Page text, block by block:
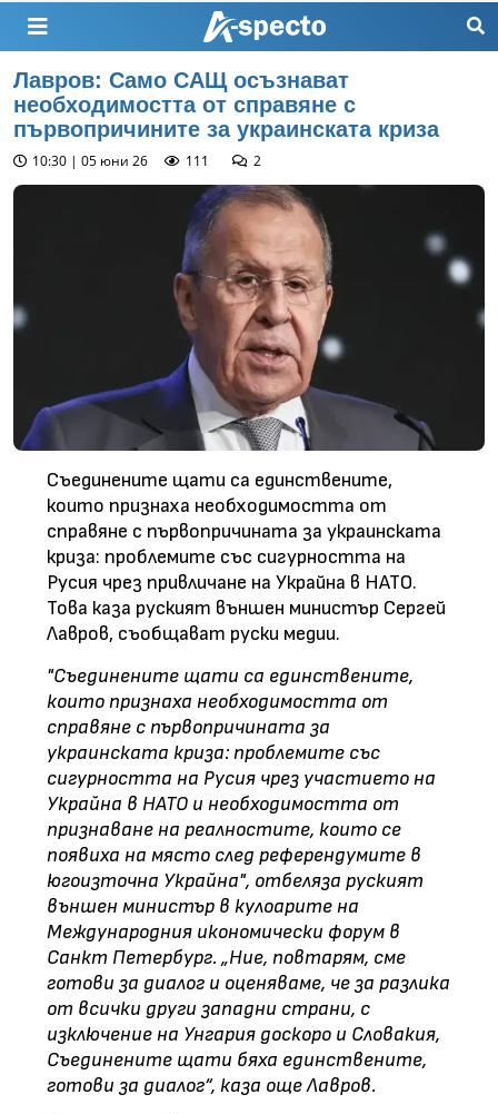
Лавров: Само САЩ осъзнават
необходимостта от справяне с
първопричините за украинската криза
10:30 | 05 юни 26 111 2
Съединените щати са единствените,
които признаха необходимостта от
справяне с първопричината за украинската
криза: проблемите със сигурността на
Русия чрез привличане на Украйна в НАТО.
Това каза руският външен министър Сергей
Лавров, съобщават руски медии.
"Съединените щати са единствените,
които признаха необходимостта от
справяне с първопричината за
украинската криза: проблемите със
сигурността на Русия чрез участието на
Украйна в НАТО и необходимостта от
признаване на реалностите, които се
появиха на място след референдумите в
югоизточна Украйна", отбеляза руският
външен министър в кулоарите на
Международния икономически форум в
Санкт Петербург. „Ние, повтарям, сме
готови за диалог и оценяваме, че за разлика
от всички други западни страни, с
изключение на Унгария доскоро и Словакия,
Съединените щати бяха единствените,
готови за диалог“, каза още Лавров.